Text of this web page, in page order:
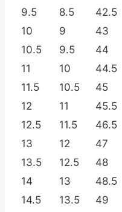
9.5
8.5 42.5
10
9 43
10.5
9.5 44
11
10 44.5
11.5
10.5 45
12
11
45.5
12.5
11.5
46.5
13
12
47
13.5
12.5
48
14
13
48.5
14.5
13.5
49